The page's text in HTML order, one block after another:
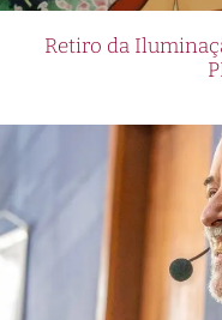
Retiro da